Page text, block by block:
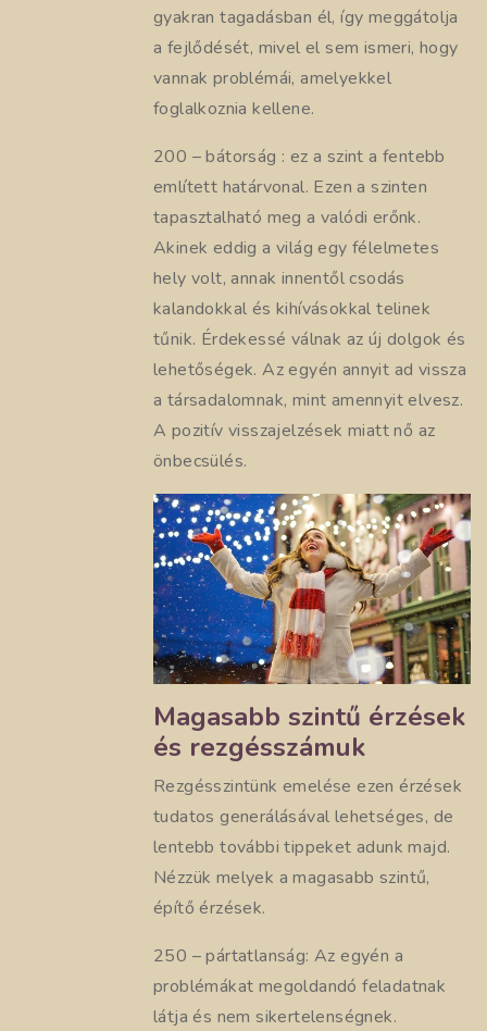
gyakran tagadásban él, így meggátolja
a fejlődését, mivel el sem ismeri, hogy
vannak problémái, amelyekkel
foglalkoznia kellene.
200 – bátorság : ez a szint a fentebb
említett határvonal. Ezen a szinten
tapasztalható meg a valódi erőnk.
Akinek eddig a világ egy félelmetes
hely volt, annak innentől csodás
kalandokkal és kihívásokkal telinek
tűnik. Érdekessé válnak az új dolgok és
lehetőségek. Az egyén annyit ad vissza
a társadalomnak, mint amennyit elvesz.
A pozitív visszajelzések miatt nő az
önbecsülés.
Magasabb szintű érzések
és rezgésszámuk
Rezgésszintünk emelése ezen érzések
tudatos generálásával lehetséges, de
lentebb további tippeket adunk majd.
Nézzük melyek a magasabb szintű,
építő érzések.
250 – pártatlanság: Az egyén a
problémákat megoldandó feladatnak
látja és nem sikertelenségnek.